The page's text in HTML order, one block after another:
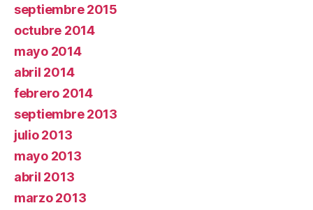
septiembre 2015
octubre 2014
mayo 2014
abril 2014
febrero 2014
septiembre 2013
julio 2013
mayo 2013
abril 2013
marzo 2013